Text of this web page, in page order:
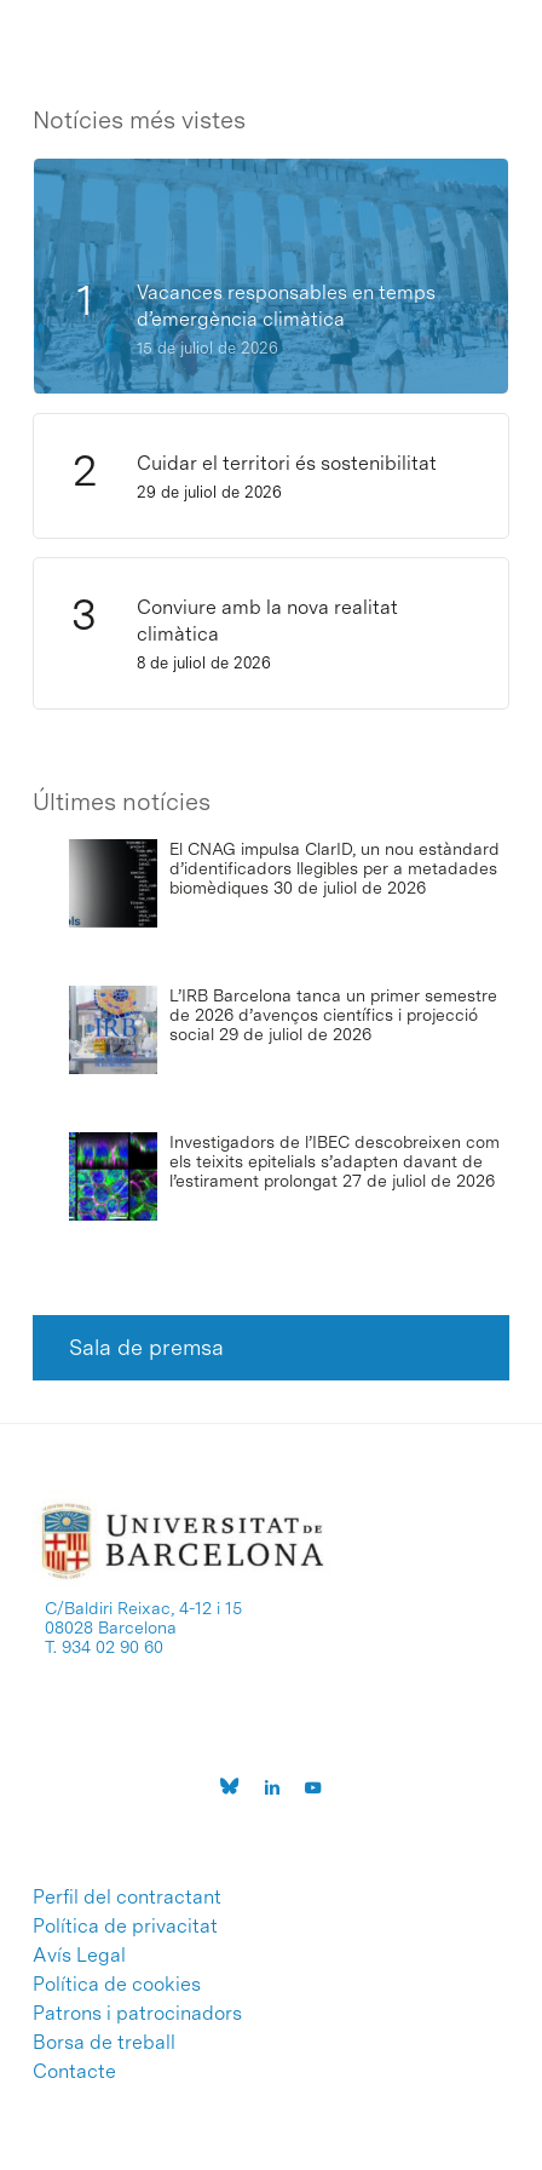
Notícies més vistes
Vacances responsables en temps
d’emergència climàtica
15 de juliol de 2026
Cuidar el territori és sostenibilitat
29 de juliol de 2026
Conviure amb la nova realitat
climàtica
8 de juliol de 2026
Últimes notícies
El CNAG impulsa ClarID, un nou estàndard
d’identificadors llegibles per a metadades
biomèdiques 30 de juliol de 2026
L’IRB Barcelona tanca un primer semestre
de 2026 d’avenços científics i projecció
social 29 de juliol de 2026
Investigadors de l’IBEC descobreixen com
els teixits epitelials s’adapten davant de
l’estirament prolongat 27 de juliol de 2026
Sala de premsa
C/Baldiri Reixac, 4-12 i 15
08028 Barcelona
T. 934 02 90 60
Perfil del contractant
Política de privacitat
Avís Legal
Política de cookies
Patrons i patrocinadors
Borsa de treball
Contacte